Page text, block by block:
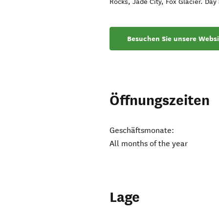
Rocks, Jade City, Fox Glacier.
Besuchen Sie unsere
Öffnungszeiten
Geschäftsmonate:
All months of the year
Lage